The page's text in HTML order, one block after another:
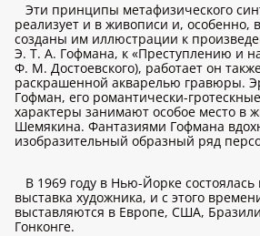
Эти принципы метафизического
реализует и в живописи и, особенно,
созданы им иллюстрации к
Э. Т. А. Гофмана, к «Преступлению и
Ф. М. Достоевского), работает он
раскрашенной акварелью гравюры.
Гофман, его романтически-
характеры занимают особое место в
Шемякина. Фантазиями Гофмана
изобразительный образный ряд
В 1969 году в Нью-Йорке
выставка художника, и с этого
выставляются в Европе, США,
Гонконге.